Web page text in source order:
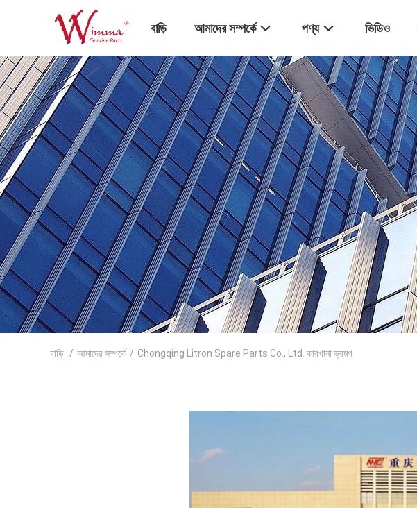
বাড়ি আমাদের সম্পর্কে পণ্য ভিডিও
বাড়ি / আমাদের সম্পর্কে / Chongqing Litron Spare Parts Co., Ltd. কারখানা ভ্রমণ